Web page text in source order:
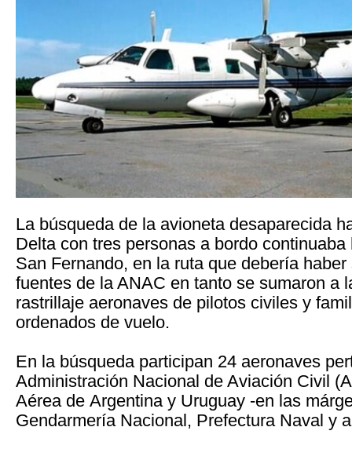
La búsqueda de la avioneta desaparecida
Delta con tres personas a bordo
San Fernando, en la ruta que debería
fuentes de la ANAC en tanto se sumaron a
rastrillaje aeronaves de pilotos civiles y
ordenados de vuelo.
En la búsqueda participan 24 aeronaves
Administración Nacional de Aviación Civil
Aérea de Argentina y Uruguay -en las
Gendarmería Nacional, Prefectura Naval y